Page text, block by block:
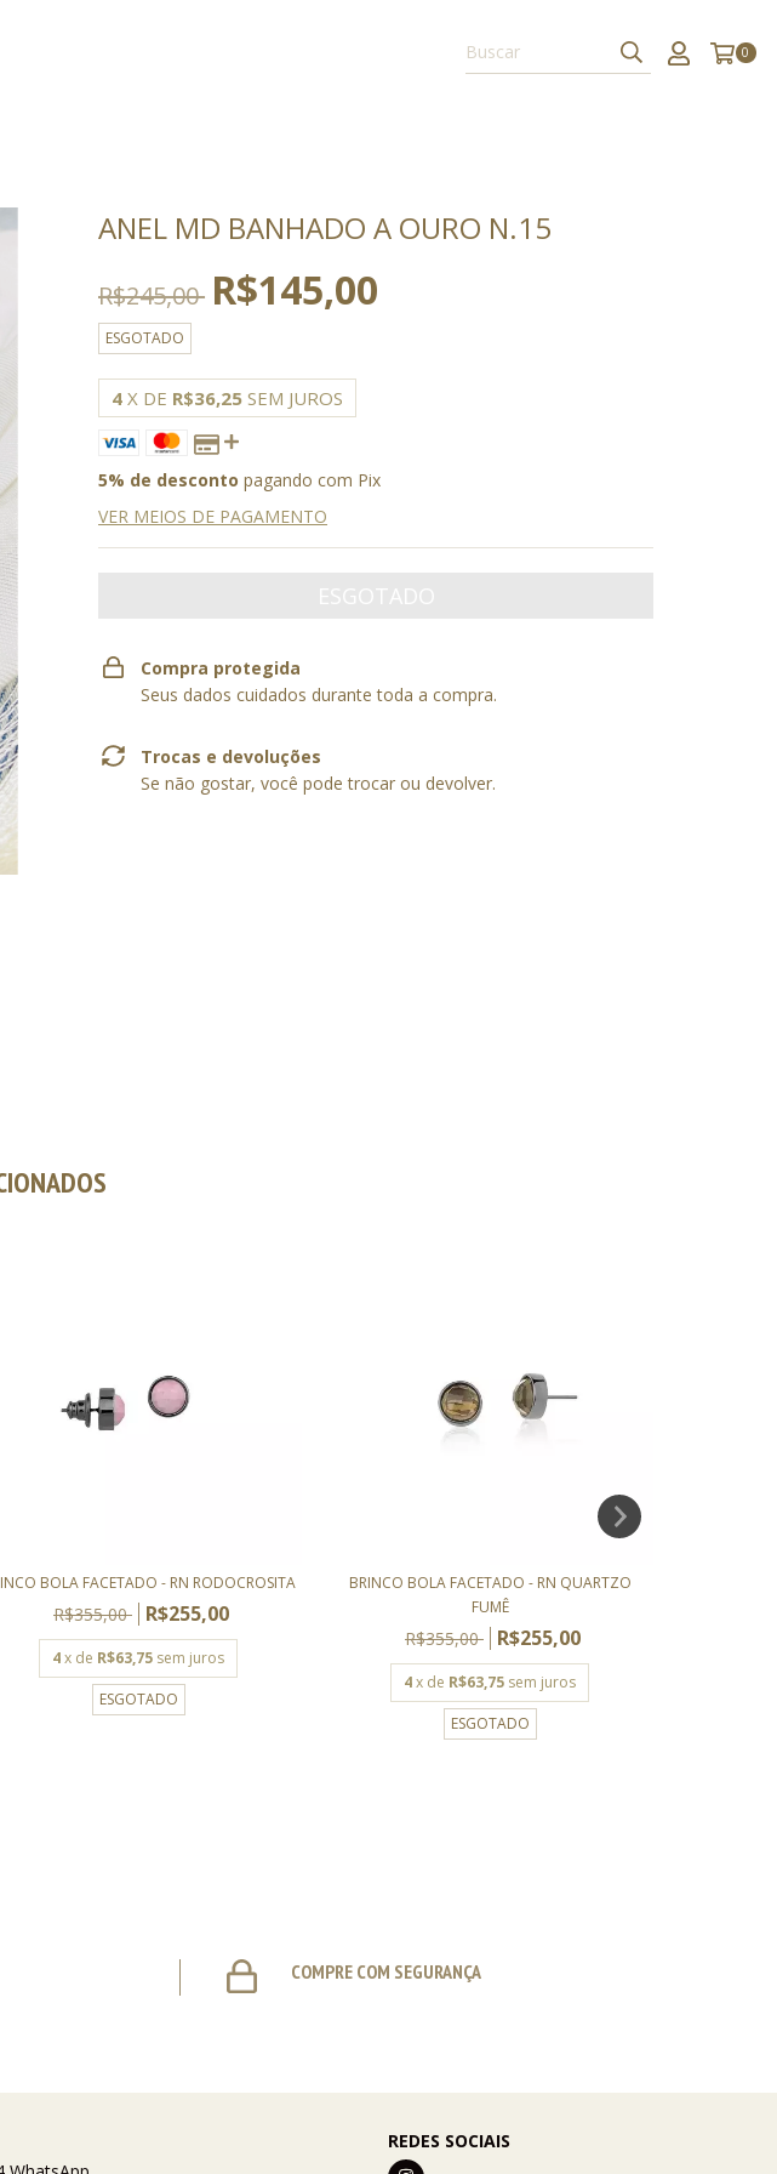
0
ANEL MD BANHADO A OURO N.15
R$245,00 R$145,00
ESGOTADO
4 X DE R$36,25 SEM JUROS
5% de desconto pagando com Pix
VER MEIOS DE PAGAMENTO
Compra protegida
Seus dados cuidados durante toda a compra.
Trocas e devoluções
Se não gostar, você pode trocar ou devolver.
BOLA FACETADO - RN RODOCROSITA
R$355,00 R$255,00
4x de R$63,75 sem juros
ESGOTADO
BRINCO BOLA FACETADO - RN QUARTZO
FUMÊ
R$355,00 R$255,00
4x de R$63,75 sem juros
ESGOTADO
COMPRE COM SEGURANÇA
REDES SOCIAIS